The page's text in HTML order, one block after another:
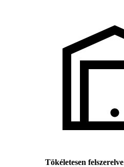
Tökéletesen felszerelve